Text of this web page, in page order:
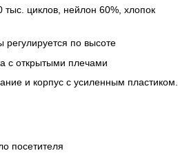
тыс. циклов, нейлон 60%, хлопок
регулируется по высоте
с открытыми плечами
и корпус с усиленным пластиком.
посетителя